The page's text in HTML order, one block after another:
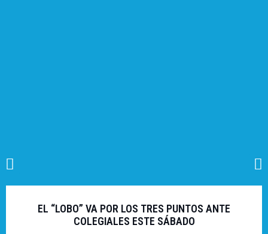
EL “LOBO” VA POR LOS TRES PUNTOS ANTE
COLEGIALES ESTE SÁBADO